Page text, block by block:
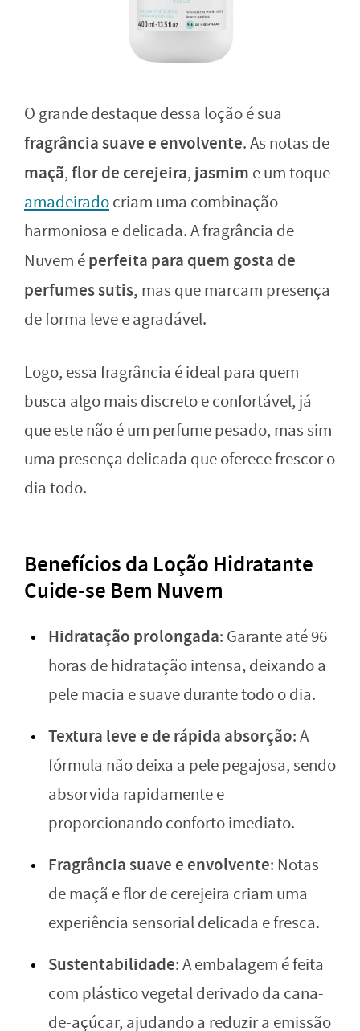
O grande destaque dessa loção é sua
fragrância suave e envolvente. As notas de
maçã,flor de cerejeira, jasmim e um toque
amadeiradocriam uma combinação
harmoniosa e delicada. A fragrância de
Nuvem éperfeita para quem gosta de
perfumes sutis, mas que marcam presença
de forma leve e agradável.
Logo, essa fragrância é ideal para quem
busca algo mais discreto e confortável, já
que este não é um perfume pesado, mas sim
uma presença delicada que oferece frescor o
dia todo.
Benefícios da Loção Hidratante
Cuide-se Bem Nuvem
Hidratação prolongada: Garante até 96
horas de hidratação intensa, deixando a
pele macia e suave durante todo o dia.
Textura leve e de rápida absorção: A
fórmula não deixa a pele pegajosa, sendo
absorvida rapidamente e
proporcionando conforto imediato.
Fragrância suave e envolvente: Notas
de maçã e flor de cerejeira criam uma
experiência sensorial delicada e fresca.
Sustentabilidade: A embalagem é feita
com plástico vegetal derivado da cana-
de-açúcar, ajudando a reduzir a emissão